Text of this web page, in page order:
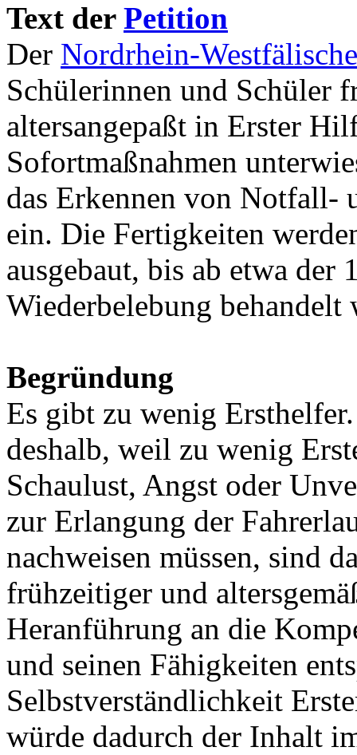
Text der Petition
Der Nordrhein-
Schülerinnen und Schüler
altersangepaßt in Erster
Sofortmaßnahmen
das Erkennen von Notfall-
ein. Die Fertigkeiten
ausgebaut, bis ab etwa der
Wiederbelebung behandelt
Begründung
Es gibt zu wenig
deshalb, weil zu wenig
Schaulust, Angst oder
zur Erlangung der
nachweisen müssen, sind
frühzeitiger und
Heranführung an die
und seinen Fähigkeiten
Selbstverständlichkeit
würde dadurch der Inhalt